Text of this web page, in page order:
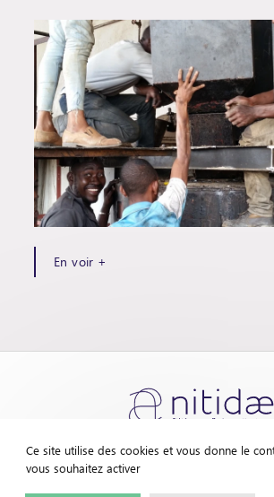
En voir +
Ce site utilise des cookies et vous donne le
vous souhaitez activer